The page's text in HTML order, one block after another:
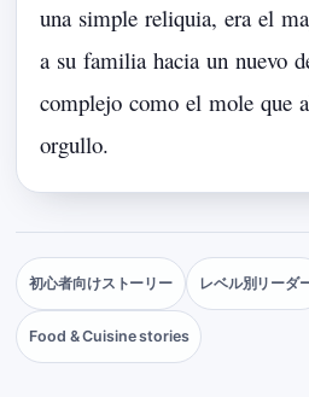
una simple reliquia, era el
a su familia hacia un nuevo
complejo como el mole que
orgullo.
初心者向けストーリー レベル別リーダ
Food & Cuisine stories